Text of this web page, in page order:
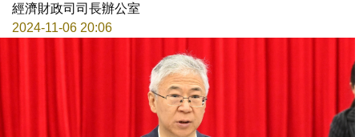
經濟財政司司長辦公室
2024-11-06 20:06